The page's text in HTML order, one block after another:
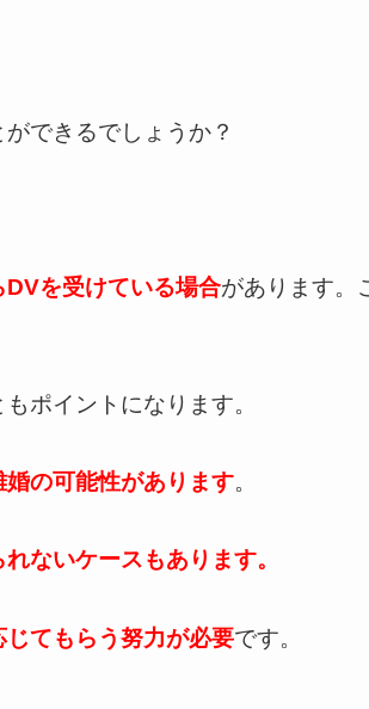
できるでしょうか？
を受けている場合があります。
ポイントになります。
の可能性があります。
ないケースもあります。
じてもらう努力が必要です。